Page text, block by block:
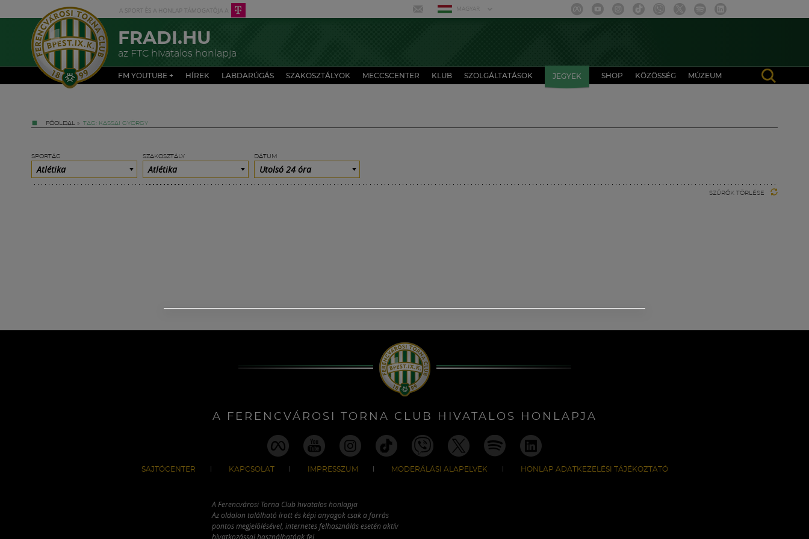
MAGYAR
FRADI.HU
az FTC hivatalos honlapja
FM YOUTUBE + HÍREK LABDARÚGÁS SZAKOSZTÁLYOK MECCSCENTER KLUB SZOLGÁLTATÁSOK JEGYEK SHOP KÖZÖSSÉG MÚZEUM
FŐOLDAL » TAG: KASSAI GYÖRGY
SPORTÁG
Atlétika
SZAKOSZTÁLY
Atlétika
DÁTUM
Utolsó 24 óra
SZŰRŐK TÖRLÉSE
A FERENCVÁROSI TORNA CLUB HIVATALOS HONLAPJA
SAJTÓCENTER KAPCSOLAT IMPRESSZUM MODERÁLÁSI ALAPELVEK HONLAP ADATKEZELÉSI TÁJÉKOZTATÓ
A Ferencvárosi Torna Club hivatalos honlapja
Az oldalon található írott és képi anyagok csak a forrás
pontos megjelölésével, internetes felhasználás esetén aktív
hivatkozással használhatóak fel.